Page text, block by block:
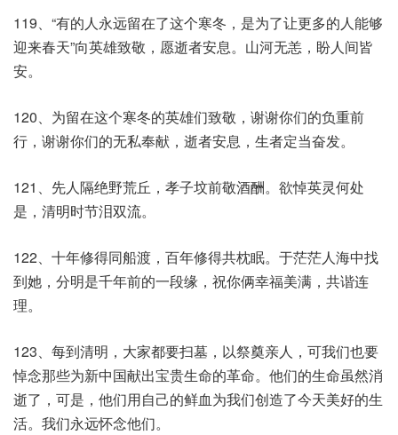
119、“有的人永远留在了这个寒冬，是为了让更多的人能够
迎来春天”向英雄致敬，愿逝者安息。山河无恙，盼人间皆
安。
120、为留在这个寒冬的英雄们致敬，谢谢你们的负重前
行，谢谢你们的无私奉献，逝者安息，生者定当奋发。
121、先人隔绝野荒丘，孝子坟前敬酒酬。欲悼英灵何处
是，清明时节泪双流。
122、十年修得同船渡，百年修得共枕眠。于茫茫人海中找
到她，分明是千年前的一段缘，祝你俩幸福美满，共谐连
理。
123、每到清明，大家都要扫墓，以祭奠亲人，可我们也要
悼念那些为新中国献出宝贵生命的革命。他们的生命虽然消
逝了，可是，他们用自己的鲜血为我们创造了今天美好的生
活。我们永远怀念他们。